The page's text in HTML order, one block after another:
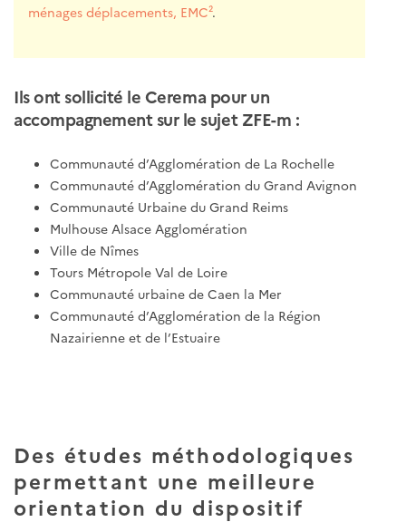
ménages déplacements, EMC².
Ils ont sollicité le Cerema pour un
accompagnement sur le sujet ZFE-m :
Communauté d’Agglomération de La Rochelle
Communauté d’Agglomération du Grand Avignon
Communauté Urbaine du Grand Reims
Mulhouse Alsace Agglomération
Ville de Nîmes
Tours Métropole Val de Loire
Communauté urbaine de Caen la Mer
Communauté d’Agglomération de la Région
Nazairienne et de l’Estuaire
Des études méthodologiques
permettant une meilleure
orientation du dispositif